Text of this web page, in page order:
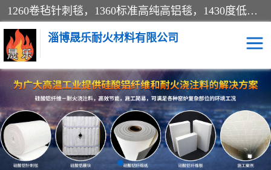
1260卷毡针刺毯，1360标准高纯高铝毯，1430度低锆锆铝含锆毯，普通挡渣棉卷毡，防火纸、挡火板、隔热垫片模块、棉块、折叠块、散棉高温固化剂价格规格密度多少钱图片视频立方平米参数指标
淄博晟乐耐火材料有限公司
硅酸铝挡渣棉 硅酸铝纤维纸
硅酸铝挡火板 高铝毯
含锆毯 硅酸铝折叠块